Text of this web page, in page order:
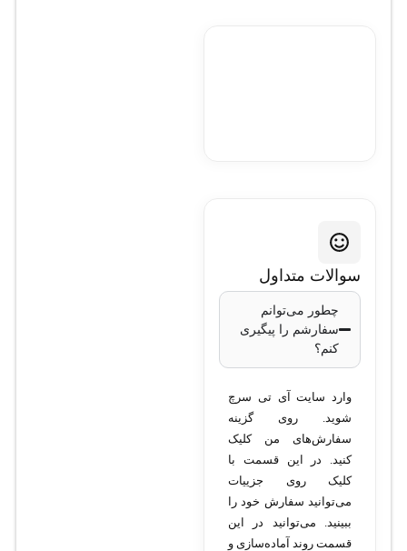
سوالات متداول
چطور می‌توانم
سفارشم را پیگیری
کنم؟
وارد سایت آی تی سرچ
شوید. روی گزینه
سفارش‌های من کلیک
کنید. در این قسمت با
کلیک روی جزییات
می‌توانید سفارش خود را
ببینید. می‌توانید در این
قسمت روند آماده‌سازی و